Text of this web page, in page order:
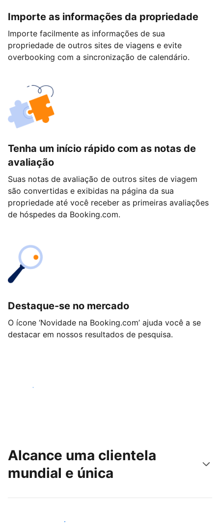
Importe as informações da propriedade
Importe facilmente as informações de sua
propriedade de outros sites de viagens e evite
overbooking com a sincronização de calendário.
Tenha um início rápido com as notas de
avaliação
Suas notas de avaliação de outros sites de viagem
são convertidas e exibidas na página da sua
propriedade até você receber as primeiras avaliações
de hóspedes da Booking.com.
Destaque-se no mercado
O ícone ‘Novidade na Booking.com’ ajuda você a se
destacar em nossos resultados de pesquisa.
Começar
Alcance uma clientela
mundial e única
Alcançar novos hóspedes